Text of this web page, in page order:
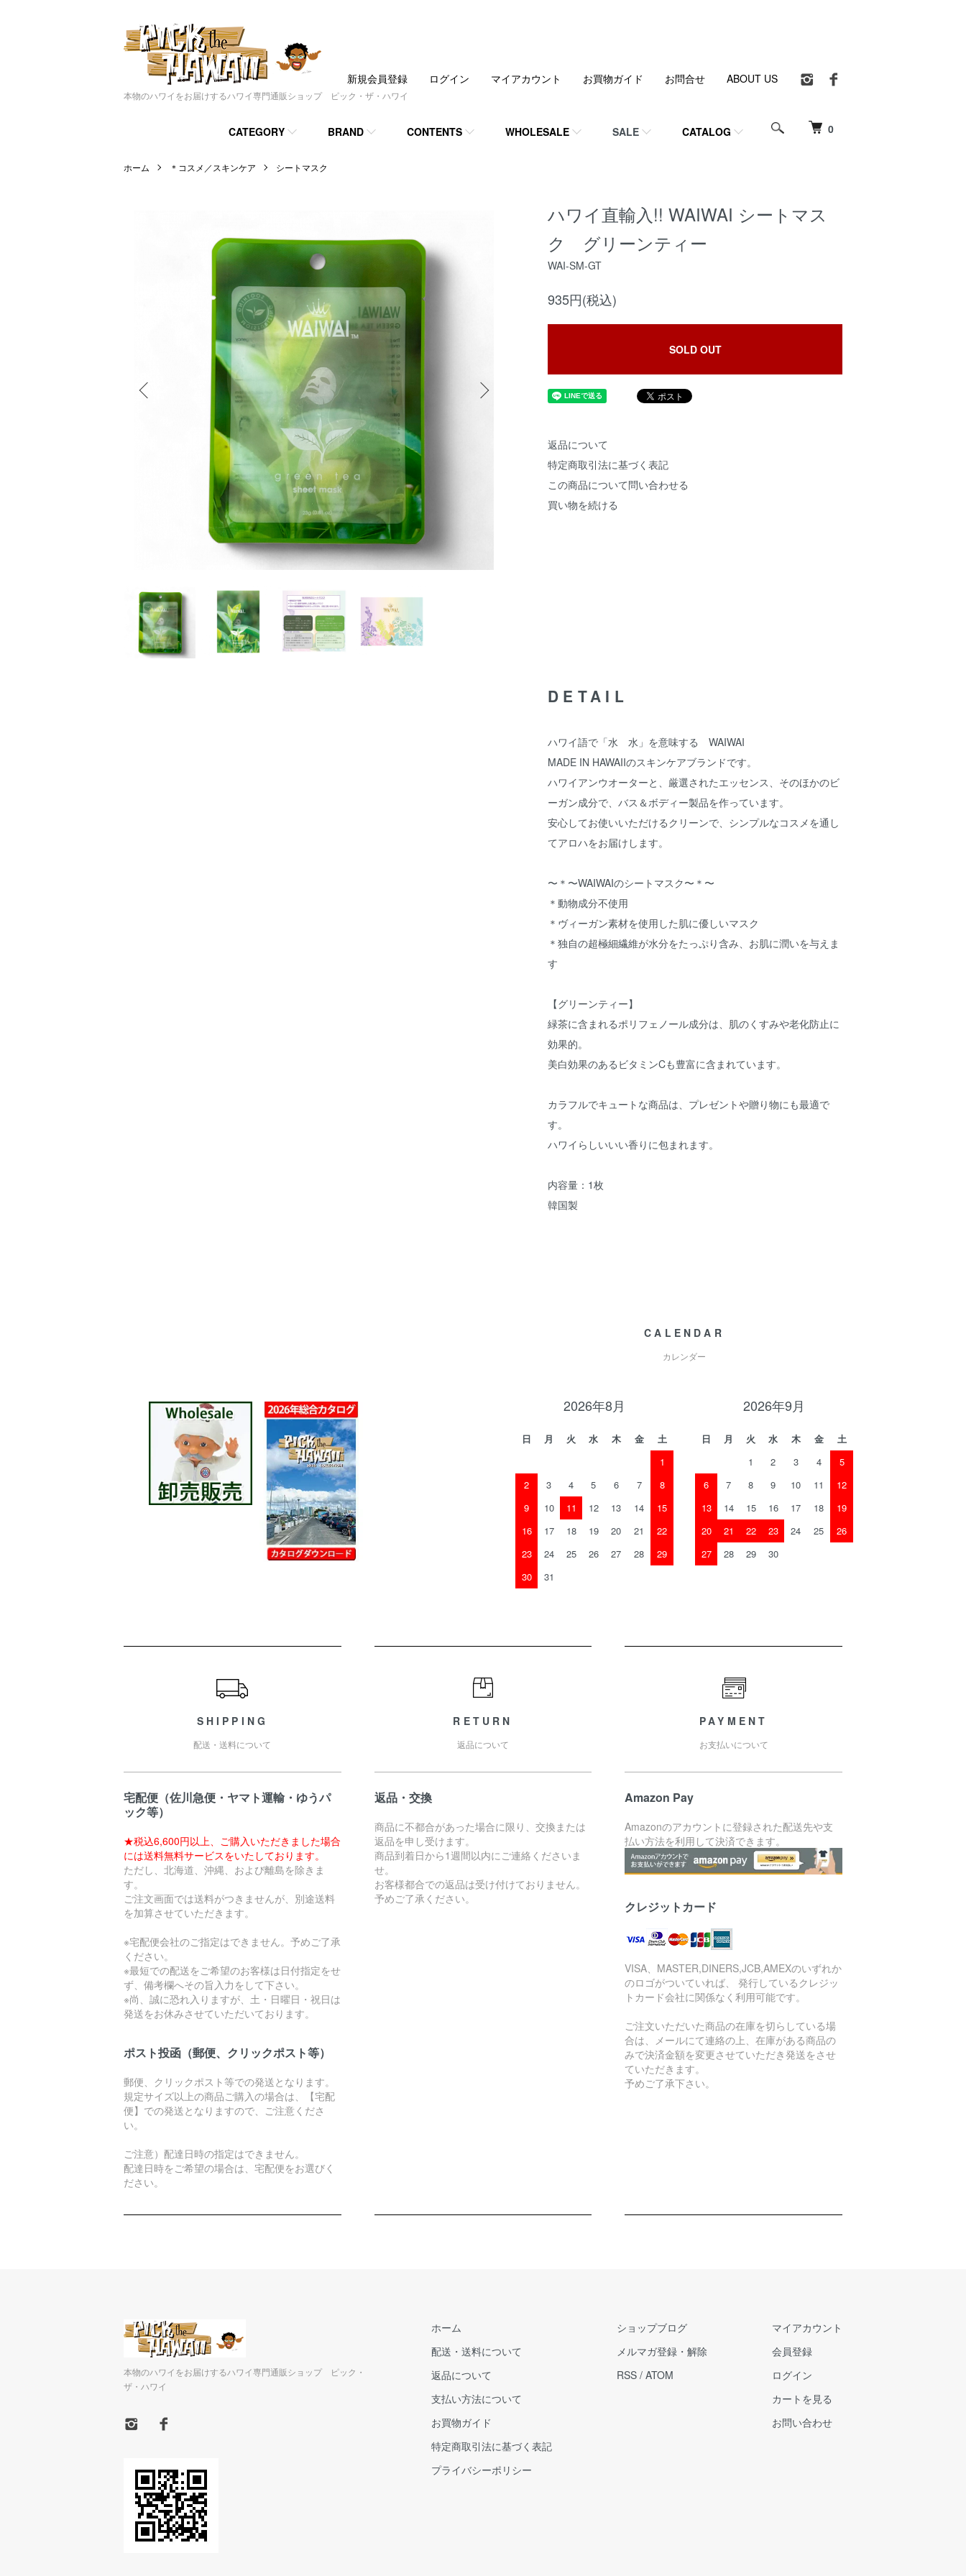
本物のハワイをお届けするハワイ専門通販ショップ ピック・ザ・ハワイ
0
CATEGORY BRAND CONTENTS WHOLESALE SALE CATALOG
新規会員登録 ログイン マイアカウント お買物ガイド お問合せ ABOUT US
ホーム ＊コスメ／スキンケア シートマスク
ハワイ直輸入!! WAIWAI シートマス
ク グリーンティー
WAI-SM-GT
935円(税込)
SOLD OUT
返品について
特定商取引法に基づく表記
この商品について問い合わせる
買い物を続ける
DETAIL
ハワイ語で「水 水」を意味する WAIWAI
MADE IN HAWAIIのスキンケアブランドです。
ハワイアンウオーターと、厳選されたエッセンス、そのほかのビ
ーガン成分で、バス＆ボディー製品を作っています。
安心してお使いいただけるクリーンで、シンプルなコスメを通し
てアロハをお届けします。
〜＊〜WAIWAIのシートマスク〜＊〜
＊動物成分不使用
＊ヴィーガン素材を使用した肌に優しいマスク
＊独自の超極細繊維が水分をたっぷり含み、お肌に潤いを与えま
す
【グリーンティー】
緑茶に含まれるポリフェノール成分は、肌のくすみや老化防止に
効果的。
美白効果のあるビタミンCも豊富に含まれています。
カラフルでキュートな商品は、プレゼントや贈り物にも最適で
す。
ハワイらしいいい香りに包まれます。
内容量：1枚
韓国製
CALENDAR
カレンダー
2026年8月
日 月 火 水 木 金
土
1
2
3 4 5 6 7
8
9
10 11 12 13 14
15
16
17 18 19 20 21
22
23
24 25 26 27 28
29
30
31
2026年9月
日 月 火 水 木 金
土
1
2 3 4
5
6
7 8 9 10 11
12
13
14 15 16 17 18
19
20
21 22 23 24 25
26
27
28 29 30
SHIPPING
配送・送料について
宅配便（佐川急便・ヤマト運輸・ゆうパ
ック等）
★税込6,600円以上、ご購入いただきました場合
には送料無料サービスをいたしております。
ただし、北海道、沖縄、および離島を除きま
す。
ご注文画面では送料がつきませんが、別途送料
を加算させていただきます。
※宅配便会社のご指定はできません。予めご了承
ください。
※最短での配送をご希望のお客様は日付指定をせ
ず、備考欄へその旨入力をして下さい。
※尚、誠に恐れ入りますが、土・日曜日・祝日は
発送をお休みさせていただいております。
ポスト投函（郵便、クリックポスト等）
郵便、クリックポスト等での発送となります。
規定サイズ以上の商品ご購入の場合は、【宅配
便】での発送となりますので、ご注意くださ
い。
ご注意）配達日時の指定はできません。
配達日時をご希望の場合は、宅配便をお選びく
ださい。
RETURN
返品について
返品・交換
商品に不都合があった場合に限り、交換または
返品を申し受けます。
商品到着日から1週間以内にご連絡くださいま
せ。
お客様都合での返品は受け付けておりません。
予めご了承ください。
PAYMENT
お支払いについて
Amazon Pay
Amazonのアカウントに登録された配送先や支
払い方法を利用して決済できます。
クレジットカード
VISA、MASTER,DINERS,JCB,AMEXのいずれか
のロゴがついていれば、 発行しているクレジッ
トカード会社に関係なく利用可能です。
ご注文いただいた商品の在庫を切らしている場
合は、メールにて連絡の上、在庫がある商品の
みで決済金額を変更させていただき発送をさせ
ていただきます。
予めご了承下さい。
本物のハワイをお届けするハワイ専門通販ショップ ピック・
ザ・ハワイ
ホーム
配送・送料について
返品について
支払い方法について
お買物ガイド
特定商取引法に基づく表記
プライバシーポリシー
ショップブログ
メルマガ登録・解除
RSS / ATOM
マイアカウント
会員登録
ログイン
カートを見る
お問い合わせ